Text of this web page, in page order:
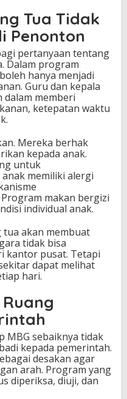
Tua Tidak
Penonton
pertanyaan tentang
Dalam program
hanya menjadi
Guru dan kepala
memberi
ketepatan waktu
Mereka berhak
kepada anak.
untuk
memiliki alergi
makan bergizi
individual anak.
tua akan membuat
tidak bisa
kantor pusat. Tetapi
dapat melihat
hari.
MBG sebaiknya tidak
kepada pemerintah.
desakan agar
arah. Program yang
diperiksa, diuji, dan